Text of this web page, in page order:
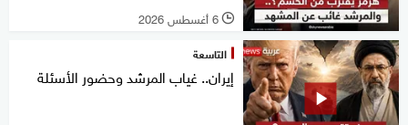
l 6 أغسطس 2026
التاسعة
إيران.. غياب المرشد وحضور الأسئلة